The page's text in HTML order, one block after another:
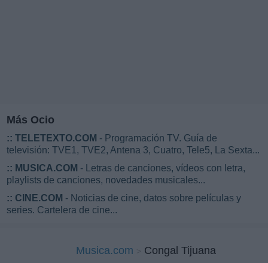
Más Ocio
:: TELETEXTO.COM - Programación TV. Guía de
televisión: TVE1, TVE2, Antena 3, Cuatro, Tele5, La Sexta...
:: MUSICA.COM - Letras de canciones, vídeos con letra,
playlists de canciones, novedades musicales...
:: CINE.COM - Noticias de cine, datos sobre películas y
series. Cartelera de cine...
Musica.com Congal Tijuana